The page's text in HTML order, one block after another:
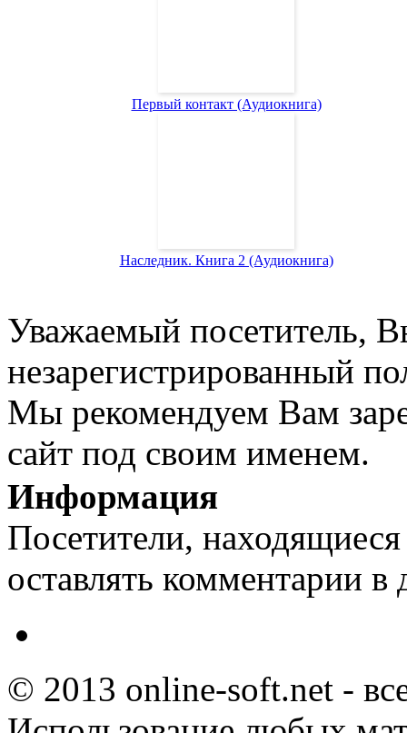
Первый контакт (Аудиокнига)
Наследник. Книга 2 (Аудиокнига)
Уважаемый посетитель,
незарегистрированный
Мы рекомендуем Вам
сайт под своим именем.
Информация
Посетители,
оставлять комментарии в
© 2013 online-soft.net -